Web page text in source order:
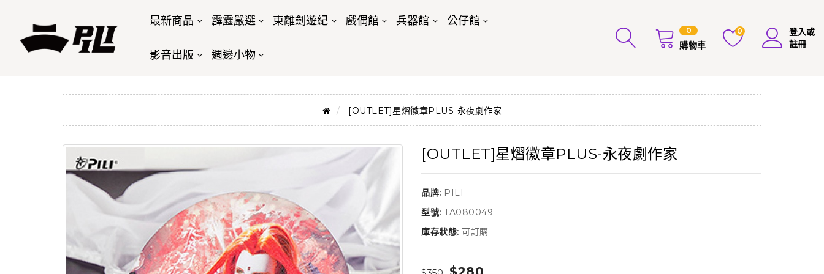
最新商品 霹靂嚴選 東離劍遊紀 戲偶館 兵器館 公仔館
影音出版 週邊小物
0
購物車
0
登入或
註冊
[OUTLET]星熠徽章PLUS-永夜劇作家
[OUTLET]星熠徽章PLUS-永夜劇作家
品牌: PILI
型號: TA080049
庫存狀態: 可訂購